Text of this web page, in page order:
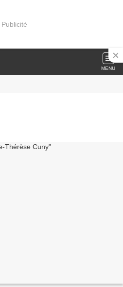
Publicité
MENU